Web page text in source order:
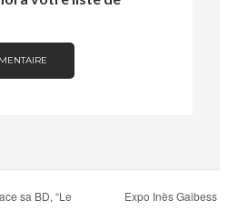
sa BD, “Le
Expo Inès Gaibess